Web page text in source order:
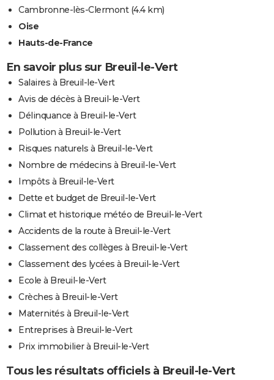
Cambronne-lès-Clermont(4.4 km)
Oise
Hauts-de-France
En savoir plus sur Breuil-le-Vert
Salaires à Breuil-le-Vert
Avis de décès à Breuil-le-Vert
Délinquance à Breuil-le-Vert
Pollution à Breuil-le-Vert
Risques naturels à Breuil-le-Vert
Nombre de médecins à Breuil-le-Vert
Impôts à Breuil-le-Vert
Dette et budget de Breuil-le-Vert
Climat et historique météo de Breuil-le-Vert
Accidents de la route à Breuil-le-Vert
Classement des collèges à Breuil-le-Vert
Classement des lycées à Breuil-le-Vert
Ecole à Breuil-le-Vert
Crèches à Breuil-le-Vert
Maternités à Breuil-le-Vert
Entreprises à Breuil-le-Vert
Prix immobilier à Breuil-le-Vert
Tous les résultats officiels à Breuil-le-Vert